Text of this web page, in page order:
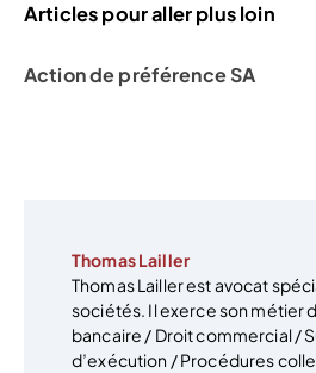
Articles pour aller plus loin
Action de préférence SA
Thomas Lailler
Thomas Lailler est avocat
sociétés. Il exerce son métier
bancaire / Droit commercial /
d’exécution / Procédures